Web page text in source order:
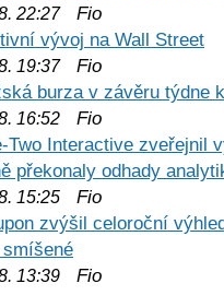
22:27Fio
vývoj na Wall Street
19:37Fio
burza v závěru týdne
16:52 Fio
Two Interactive zveřejnil
překonaly odhady
15:25 Fio
zvýšil celoroční
13:39 Fio